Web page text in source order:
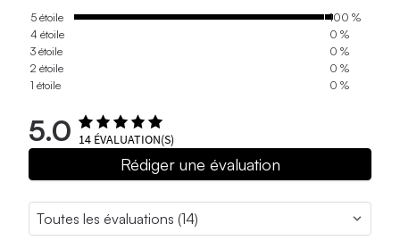
5 étoile
100 %
4 étoile
0 %
3 étoile
0 %
2 étoile
0 %
1 étoile
0 %
5.0 14 ÉVALUATION(S)
Rédiger une évaluation